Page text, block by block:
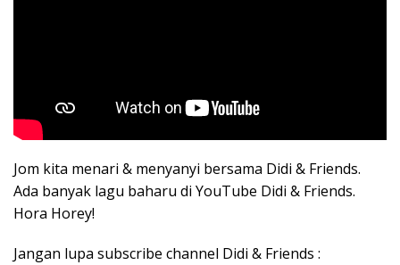
Jom kita menari & menyanyi bersama Didi & Friends.
Ada banyak lagu baharu di YouTube Didi & Friends.
Hora Horey!
Jangan lupa subscribe channel Didi & Friends :